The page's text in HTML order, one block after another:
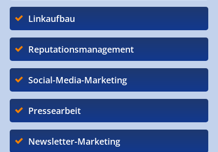
Linkaufbau
Reputationsmanagement
Social-Media-Marketing
Pressearbeit
Newsletter-Marketing